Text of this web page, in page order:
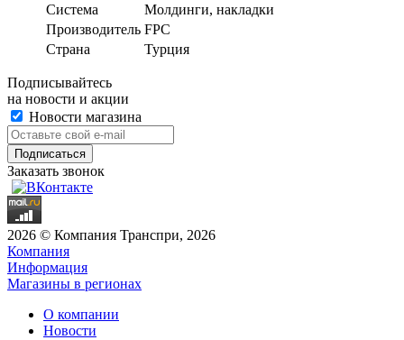
Система
Молдинги, накладки
Производитель FPC
Страна
Турция
Подписывайтесь
на новости и акции
Новости магазина
Заказать звонок
2026 © Компания Транспри, 2026
Компания
Информация
Магазины в регионах
О компании
Новости